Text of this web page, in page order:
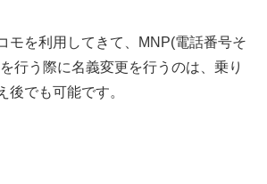
モを利用してきて、MNP(電話番号そ
行う際に名義変更を行うのは、乗り
後でも可能です。